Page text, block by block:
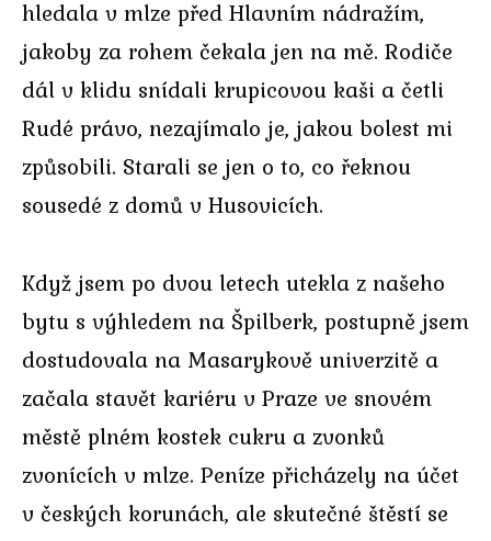
hledala v mlze před Hlavním nádražím,
jakoby za rohem čekala jen na mě. Rodiče
dál v klidu snídali krupicovou kaši a četli
Rudé právo, nezajímalo je, jakou bolest mi
způsobili. Starali se jen o to, co řeknou
sousedé z domů v Husovicích.
Když jsem po dvou letech utekla z našeho
bytu s výhledem na Špilberk, postupně jsem
dostudovala na Masarykově univerzitě a
začala stavět kariéru v Praze ve snovém
městě plném kostek cukru a zvonků
zvonících v mlze. Peníze přicházely na účet
v českých korunách, ale skutečné štěstí se